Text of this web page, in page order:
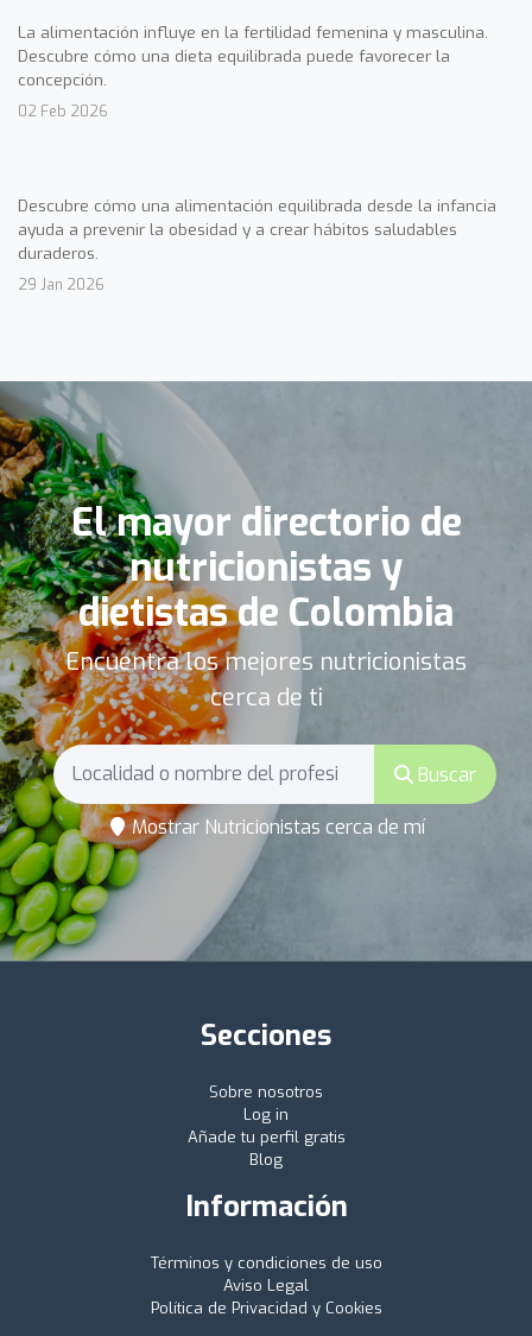
La alimentación influye en la fertilidad femenina y masculina.
Descubre cómo una dieta equilibrada puede favorecer la
concepción.
02 Feb 2026
Descubre cómo una alimentación equilibrada desde la infancia
ayuda a prevenir la obesidad y a crear hábitos saludables
duraderos.
29 Jan 2026
El mayor directorio de
nutricionistas y
dietistas de Colombia
Encuentra los mejores nutricionistas
cerca de ti
Buscar
Mostrar Nutricionistas cerca de mí
Secciones
Sobre nosotros
Log in
Añade tu perfil gratis
Blog
Información
Términos y condiciones de uso
Aviso Legal
Política de Privacidad y Cookies